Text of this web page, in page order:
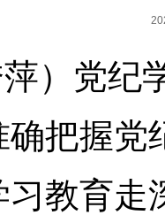
）党纪
把握党
教育走